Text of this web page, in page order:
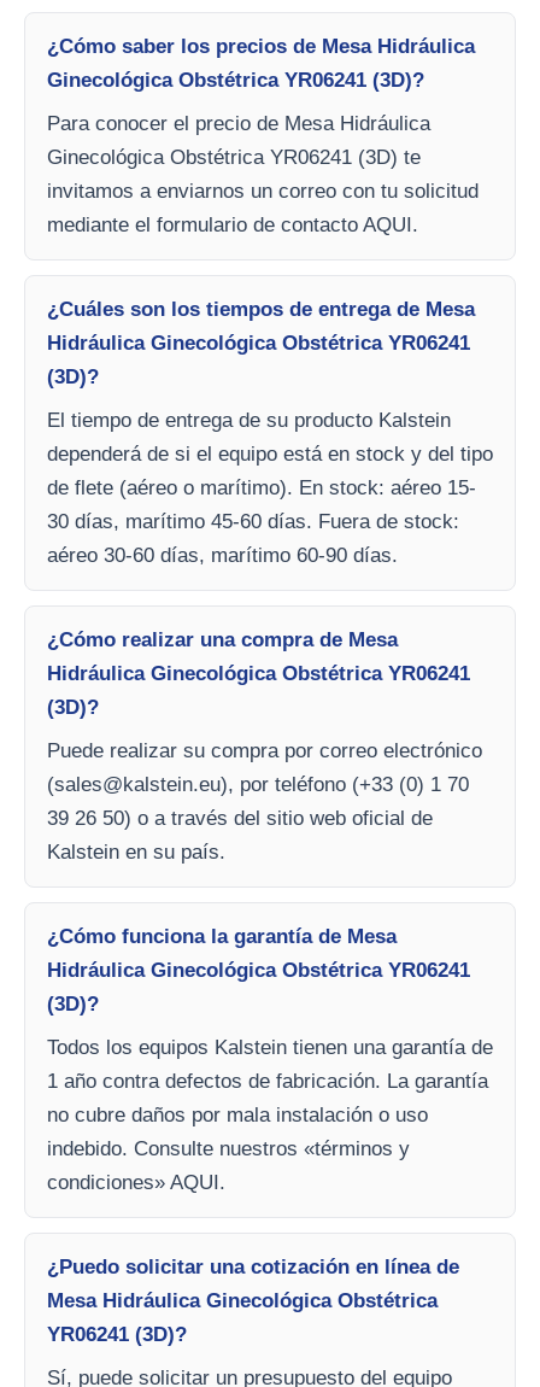
¿Cómo saber los precios de Mesa Hidráulica
Ginecológica Obstétrica YR06241 (3D)?
Para conocer el precio de Mesa Hidráulica
Ginecológica Obstétrica YR06241 (3D) te
invitamos a enviarnos un correo con tu solicitud
mediante el formulario de contacto AQUI.
¿Cuáles son los tiempos de entrega de Mesa
Hidráulica Ginecológica Obstétrica YR06241
(3D)?
El tiempo de entrega de su producto Kalstein
dependerá de si el equipo está en stock y del tipo
de flete (aéreo o marítimo). En stock: aéreo 15-
30 días, marítimo 45-60 días. Fuera de stock:
aéreo 30-60 días, marítimo 60-90 días.
¿Cómo realizar una compra de Mesa
Hidráulica Ginecológica Obstétrica YR06241
(3D)?
Puede realizar su compra por correo electrónico
(sales@kalstein.eu), por teléfono (+33 (0) 1 70
39 26 50) o a través del sitio web oficial de
Kalstein en su país.
¿Cómo funciona la garantía de Mesa
Hidráulica Ginecológica Obstétrica YR06241
(3D)?
Todos los equipos Kalstein tienen una garantía de
1 año contra defectos de fabricación. La garantía
no cubre daños por mala instalación o uso
indebido. Consulte nuestros «términos y
condiciones» AQUI.
¿Puedo solicitar una cotización en línea de
Mesa Hidráulica Ginecológica Obstétrica
YR06241 (3D)?
Sí, puede solicitar un presupuesto del equipo